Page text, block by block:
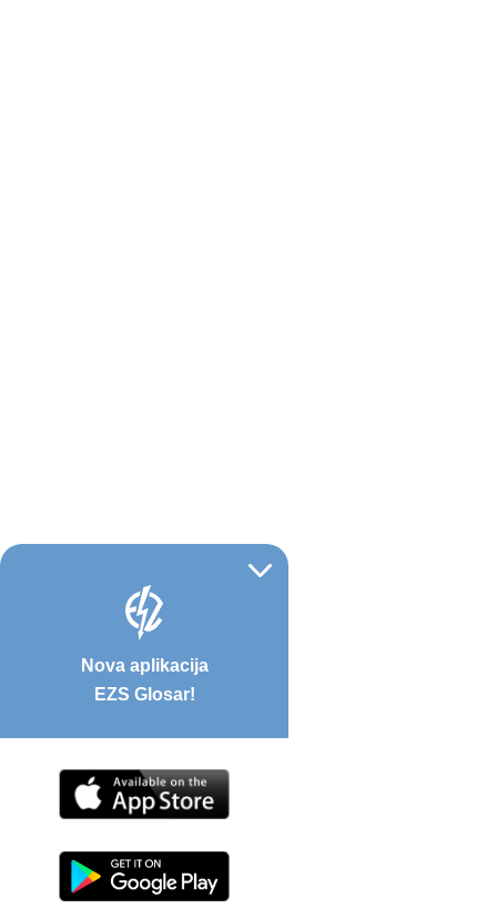
Nova aplikacija
EZS Glosar!